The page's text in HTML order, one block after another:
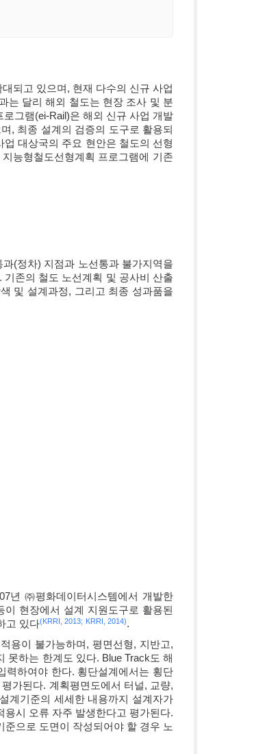
되고 있으며, 현재 다수의 신규 사업
는 달리 해외 철도는 현장 조사 및 분
그램(ei-Rail)은 해외 신규 사업 개발
, 최종 설계의 검증의 도구로 활용되
대상국의 주요 현안은 철도의 선형
능형철도선형계획 프로그램에 기존
(정차) 지점과 노선통과 불가지역을
존의 철도 노선계획 및 공사비 산출
및 설계과정, 그리고 최종 성과품을
년 ㈜평화데이터시스템에서 개발한
현장에서 설계 지원도구로 활용된
고 있다(KRRI, 2013; KRRI, 2014).
용이 불가능하며, 평면선형, 지반고,
못하는 한계도 있다. Blue Track도 해
력하여야 한다. 횡단설계에서는 횡단
가된다. 계획평면도에서 터널, 교량,
계기준의 세세한 내용까지 설계자가
시 오류 자주 발생한다고 평가된다.
으로 도면이 작성되어야 할 경우 노